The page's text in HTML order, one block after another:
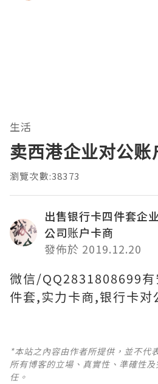
生活
卖西港企业对公账
瀏覽次數:38373
出售银行卡四件套企
公司账户卡商
發佈於 2019.12.20
微信/QQ2831808699有
件套,实力卡商,银行卡对
*本站之內容由作者所提供，並不代
所有博客的立場、真實性、準確性
任。